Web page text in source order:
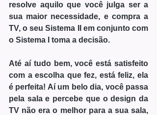
resolve aquilo que você julga ser a
sua maior necessidade, e compra a
TV, o seu Sistema II em conjunto com
o Sistema I toma a decisão.
Até aí tudo bem, você está satisfeito
com a escolha que fez, está feliz, ela
é perfeita! Aí um belo dia, você passa
pela sala e percebe que o design da
TV não era o melhor para a sua sala,